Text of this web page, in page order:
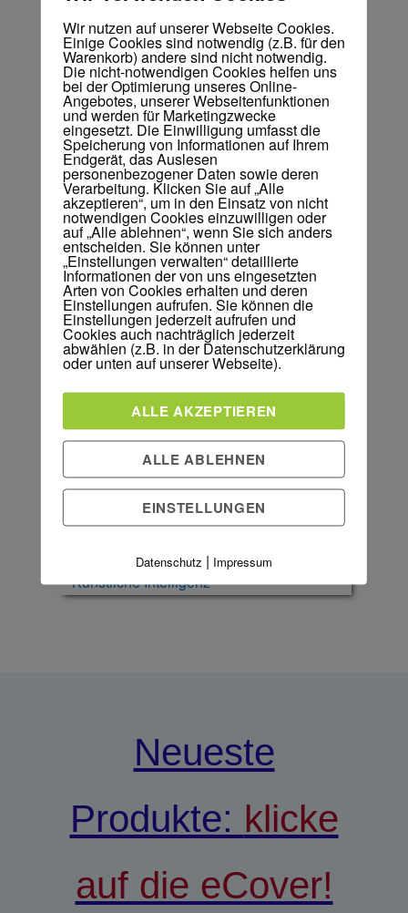
Wie man sich mit diesem Videokurs ein
passives Einkommen aufbauen kann,
zeigt dieser Blog...
zum Blog >>>
BlogKIQueen
Steige mit künstlicher Intelligenz zur
Königsklasse des Bloggens auf!
zum Blog >>>
Neueste
Produkte: klicke
auf die eCover!
Wir nutzen auf unserer Webseite Cookies.
Einige Cookies sind notwendig (z.B. für den
Warenkorb) andere sind nicht notwendig.
Die nicht-notwendigen Cookies helfen uns
bei der Optimierung unseres Online-
Angebotes, unserer Webseitenfunktionen
und werden für Marketingzwecke
eingesetzt. Die Einwilligung umfasst die
Speicherung von Informationen auf Ihrem
Endgerät, das Auslesen
personenbezogener Daten sowie deren
Verarbeitung. Klicken Sie auf „Alle
akzeptieren“, um in den Einsatz von nicht
notwendigen Cookies einzuwilligen oder
auf „Alle ablehnen“, wenn Sie sich anders
entscheiden. Sie können unter
„Einstellungen verwalten“ detaillierte
Informationen der von uns eingesetzten
Arten von Cookies erhalten und deren
Einstellungen aufrufen. Sie können die
Einstellungen jederzeit aufrufen und
Cookies auch nachträglich jederzeit
abwählen (z.B. in der Datenschutzerklärung
oder unten auf unserer Webseite).
ALLE AKZEPTIEREN
ALLE ABLEHNEN
EINSTELLUNGEN
Datenschutz | Impressum